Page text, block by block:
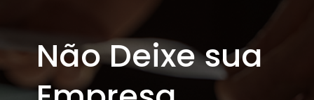
Não Deixe sua